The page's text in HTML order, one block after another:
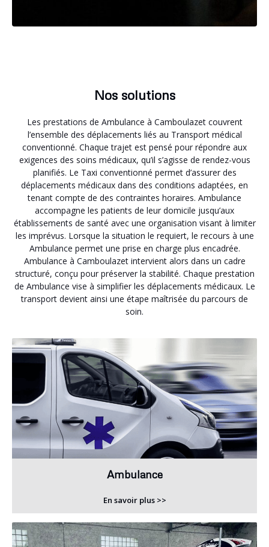
Nos solutions
Les prestations de Ambulance à Camboulazet couvrent
l’ensemble des déplacements liés au Transport médical
conventionné. Chaque trajet est pensé pour répondre aux
exigences des soins médicaux, qu’il s’agisse de rendez-vous
planifiés. Le Taxi conventionné permet d’assurer des
déplacements médicaux dans des conditions adaptées, en
tenant compte de des contraintes horaires. Ambulance
accompagne les patients de leur domicile jusqu’aux
établissements de santé avec une organisation visant à limiter
les imprévus. Lorsque la situation le requiert, le recours à une
Ambulance permet une prise en charge plus encadrée.
Ambulance à Camboulazet intervient alors dans un cadre
structuré, conçu pour préserver la stabilité. Chaque prestation
de Ambulance vise à simplifier les déplacements médicaux. Le
transport devient ainsi une étape maîtrisée du parcours de
soin.
Ambulance
En savoir plus >>